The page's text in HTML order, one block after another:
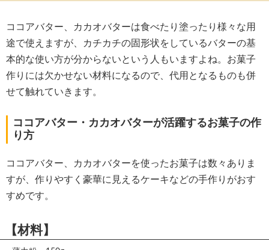
ココアバター、カカオバターは食べたり塗ったり様々な用
途で使えますが、カチカチの固形状をしているバターの基
本的な使い方が分からないという人もいますよね。お菓子
作りには欠かせない材料になるので、代用となるものも併
せて触れていきます。
ココアバター・カカオバターが活躍するお菓子の作
り方
ココアバター、カカオバターを使ったお菓子は数々ありま
すが、作りやすく豪華に見えるケーキなどの手作りがおす
すめです。
【材料】